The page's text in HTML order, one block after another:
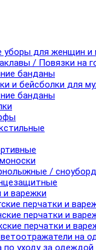
уборы для женщин и
/ Повязки на
банданы
и бейсболки для
банданы
/
и варежки
перчатки и
перчатки и
перчатки и
на
по уходу за одеждой